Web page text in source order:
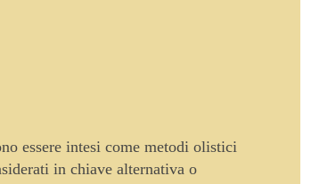
essere intesi come metodi olistici
in chiave alternativa o